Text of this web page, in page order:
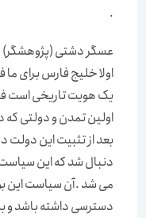
عسگر دشتی (پژوهشگر)
اولا خلیج فارس برای ما
یک هویت تاریخی است
اولین تمدن و دولتی که
بعد از تثبیت این دولت
دنبال شد که این سیاست
می شد .آن سیاست این بود
دسترسی داشته باشد و